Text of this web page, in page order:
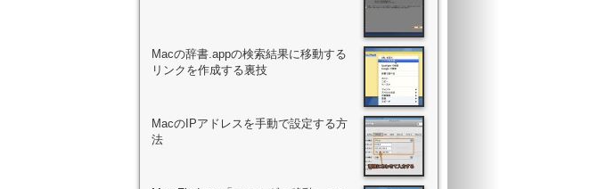
Macの辞書.appの検索結果に移動する
リンクを作成する裏技
MacのIPアドレスを手動で設定する方
法